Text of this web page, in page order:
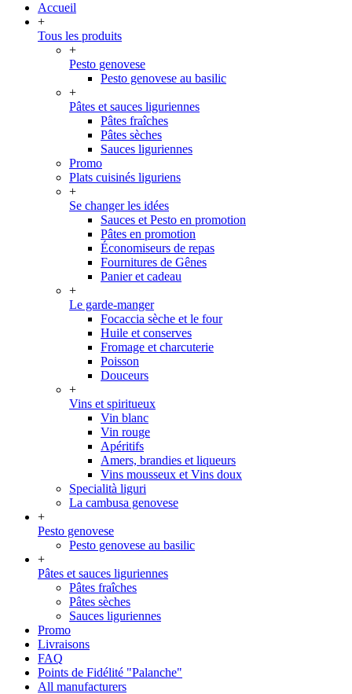
Accueil
+
Tous les produits
+
Pesto genovese
Pesto genovese au basilic
+
Pâtes et sauces liguriennes
Pâtes fraîches
Pâtes sèches
Sauces liguriennes
Promo
Plats cuisinés liguriens
+
Se changer les idées
Sauces et Pesto en promotion
Pâtes en promotion
Économiseurs de repas
Fournitures de Gênes
Panier et cadeau
+
Le garde-manger
Focaccia sèche et le four
Huile et conserves
Fromage et charcuterie
Poisson
Douceurs
+
Vins et spiritueux
Vin blanc
Vin rouge
Apéritifs
Amers, brandies et liqueurs
Vins mousseux et Vins doux
Specialità liguri
La cambusa genovese
+
Pesto genovese
Pesto genovese au basilic
+
Pâtes et sauces liguriennes
Pâtes fraîches
Pâtes sèches
Sauces liguriennes
Promo
Livraisons
FAQ
Points de Fidélité "Palanche"
All manufacturers